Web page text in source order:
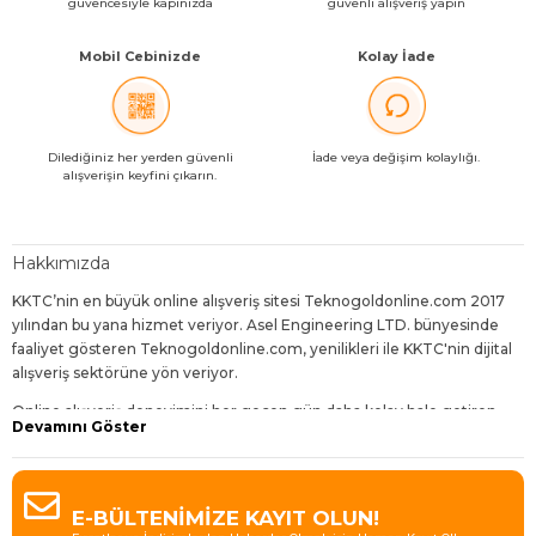
Mobil Cebinizde
Dilediğiniz her yerden güvenli
alışverişin keyfini çıkarın.
Kolay İade
İade veya değişim kolaylığı.
Hakkımızda
KKTC’nin en büyük online alışveriş sitesi Teknogoldonline.com 2017
yılından bu yana hizmet veriyor. Asel Engineering LTD. bünyesinde
faaliyet gösteren Teknogoldonline.com, yenilikleri ile KKTC'nin dijital
alışveriş sektörüne yön veriyor.
Online alışveriş deneyimini her geçen gün daha kolay hale getiren,
dijitalleşen dünyanın gereklerine uygun geliştirmelerle sunduğu
hizmetleri daha da avantajlı kılan Teknogoldonline.com,
ziyaretçilerine bol çeşit, uygun fiyat, hızlı teslimat ve sürpriz indirimler
sunuyor.
Devamını Göster
E-BÜLTENİMİZE KAYIT OLUN!